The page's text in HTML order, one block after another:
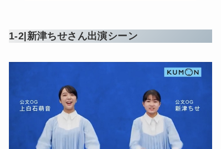
1-2|新津ちせさん出演シーン